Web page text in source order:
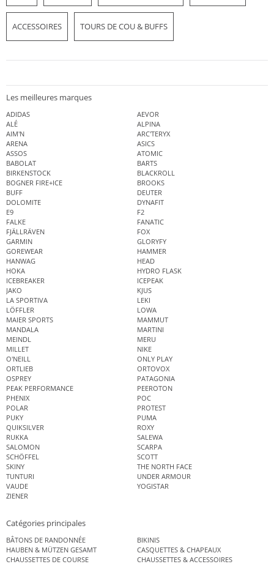
ACCESSOIRES TOURS DE COU & BUFFS
Les meilleures marques
ADIDAS
AEVOR
ALÉ
ALPINA
AIM'N
ARC'TERYX
ARENA
ASICS
ASSOS
ATOMIC
BABOLAT
BARTS
BIRKENSTOCK
BLACKROLL
BOGNER FIRE+ICE
BROOKS
BUFF
DEUTER
DOLOMITE
DYNAFIT
E9
F2
FALKE
FANATIC
FJÄLLRÄVEN
FOX
GARMIN
GLORYFY
GOREWEAR
HAMMER
HANWAG
HEAD
HOKA
HYDRO FLASK
ICEBREAKER
ICEPEAK
JAKO
KJUS
LA SPORTIVA
LEKI
LÖFFLER
LOWA
MAIER SPORTS
MAMMUT
MANDALA
MARTINI
MEINDL
MERU
MILLET
NIKE
O'NEILL
ONLY PLAY
ORTLIEB
ORTOVOX
OSPREY
PATAGONIA
PEAK PERFORMANCE
PEEROTON
PHENIX
POC
POLAR
PROTEST
PUKY
PUMA
QUIKSILVER
ROXY
RUKKA
SALEWA
SALOMON
SCARPA
SCHÖFFEL
SCOTT
SKINY
THE NORTH FACE
TUNTURI
UNDER ARMOUR
VAUDE
YOGISTAR
ZIENER
Catégories principales
BÂTONS DE RANDONNÉE
BIKINIS
HAUBEN & MÜTZEN GESAMT
CASQUETTES & CHAPEAUX
CHAUSSETTES DE COURSE
CHAUSSETTES & ACCESSOIRES